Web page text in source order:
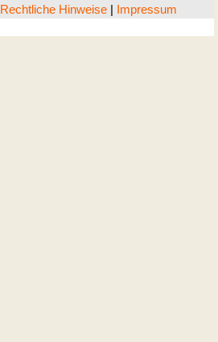
Rechtliche Hinweise | Impressum